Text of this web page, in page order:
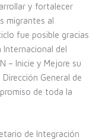
y fortalecer
migrantes al
fue posible gracias
del
– Inicie y Mejore su
General de
de toda la
de Integración